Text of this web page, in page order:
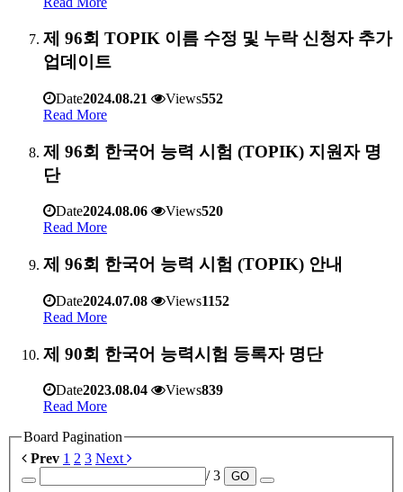
제 96회 TOPIK 이름 수정 및 누락 신청자 추가
업데이트
Date2024.08.21 Views552
Read More
제 96회 한국어 능력 시험 (TOPIK) 지원자 명
단
Date2024.08.06 Views520
Read More
제 96회 한국어 능력 시험 (TOPIK) 안내
Date2024.07.08 Views1152
Read More
제 90회 한국어 능력시험 등록자 명단
Date2023.08.04 Views839
Read More
Board Pagination
Prev 1 2 3 Next
/ 3
GO